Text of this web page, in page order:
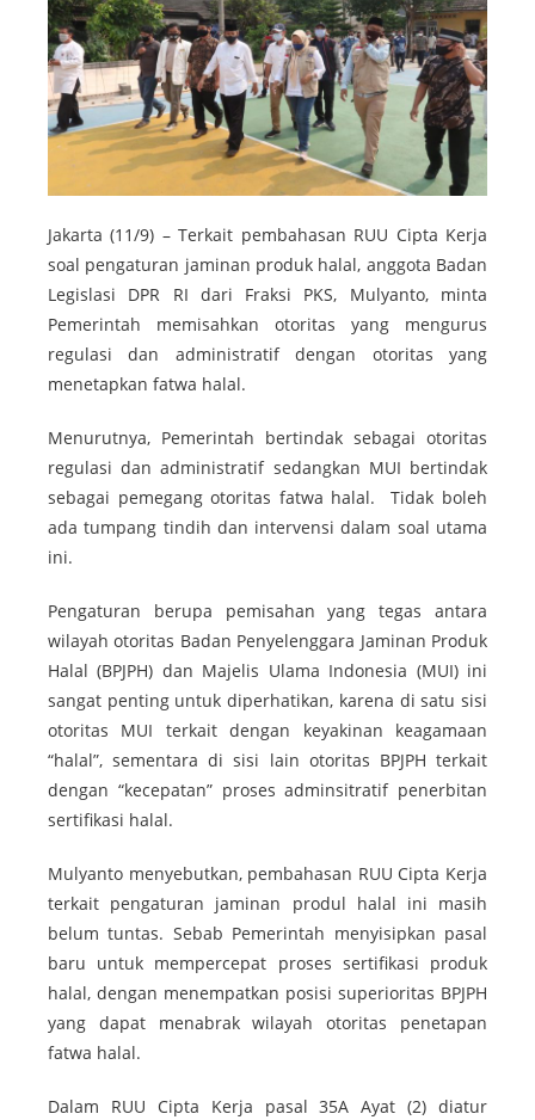
Jakarta (11/9) – Terkait pembahasan RUU Cipta Kerja
soal pengaturan jaminan produk halal, anggota Badan
Legislasi DPR RI dari Fraksi PKS, Mulyanto, minta
Pemerintah memisahkan otoritas yang mengurus
regulasi dan administratif dengan otoritas yang
menetapkan fatwa halal.
Menurutnya, Pemerintah bertindak sebagai otoritas
regulasi dan administratif sedangkan MUI bertindak
sebagai pemegang otoritas fatwa halal. Tidak boleh
ada tumpang tindih dan intervensi dalam soal utama
ini.
Pengaturan berupa pemisahan yang tegas antara
wilayah otoritas Badan Penyelenggara Jaminan Produk
Halal (BPJPH) dan Majelis Ulama Indonesia (MUI) ini
sangat penting untuk diperhatikan, karena di satu sisi
otoritas MUI terkait dengan keyakinan keagamaan
“halal”, sementara di sisi lain otoritas BPJPH terkait
dengan “kecepatan” proses adminsitratif penerbitan
sertifikasi halal.
Mulyanto menyebutkan, pembahasan RUU Cipta Kerja
terkait pengaturan jaminan produl halal ini masih
belum tuntas. Sebab Pemerintah menyisipkan pasal
baru untuk mempercepat proses sertifikasi produk
halal, dengan menempatkan posisi superioritas BPJPH
yang dapat menabrak wilayah otoritas penetapan
fatwa halal.
Dalam RUU Cipta Kerja pasal 35A Ayat (2) diatur